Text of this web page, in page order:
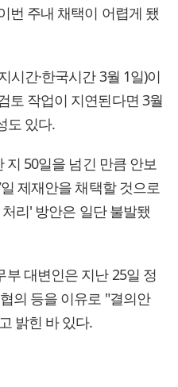
번 주내 채택이 어렵게 됐
시간·한국시간 3월 1일)이
토 작업이 지연된다면 3월
도 있다.
지 50일을 넘긴 만큼 안보
제재안을 채택할 것으로
리' 방안은 일단 불발됐
대변인은 지난 25일 정
의 등을 이유로 "결의안
밝힌 바 있다.